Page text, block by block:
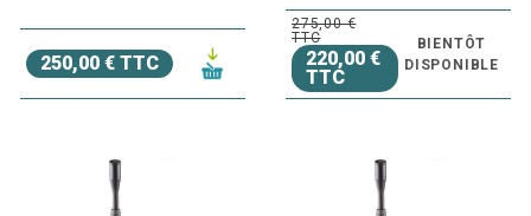
250,00 € TTC
275,00 €
TTC
220,00 €
TTC
BIENTÔT
DISPONIBLE